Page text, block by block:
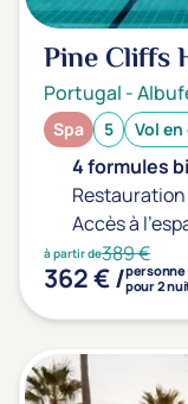
Pine Cliffs
Portugal -
Spa 5 Vol
4 formules
Accès à
à partir de389 €
362 € /personne
pour 2